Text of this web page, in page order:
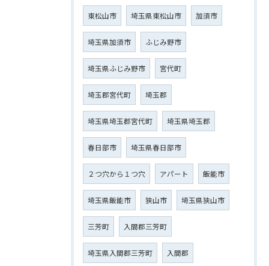
東松山市 埼玉県東松山市 加須市
埼玉県加須市 ふじみ野市
埼玉県ふじみ野市 宮代町
埼玉郡宮代町 埼玉郡
埼玉県埼玉郡宮代町 埼玉県埼玉郡
春日部市 埼玉県春日部市
２つ穴から１つ穴 アパート 飯能市
埼玉県飯能市 狭山市 埼玉県狭山市
三芳町 入間郡三芳町
埼玉県入間郡三芳町 入間郡